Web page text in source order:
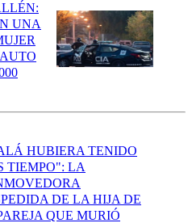
UNA
HUBIERA TENIDO
TIEMPO": LA
DE LA HIJA DE
QUE MURIÓ